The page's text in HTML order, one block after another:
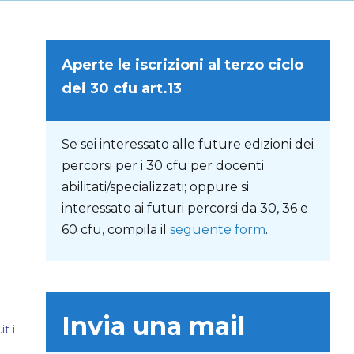
i
Aperte le iscrizioni al terzo ciclo
dei 30 cfu art.13
Se sei interessato alle future edizioni dei
percorsi per i 30 cfu per docenti
abilitati/specializzati; oppure si
interessato ai futuri percorsi da 30, 36 e
60 cfu, compila il seguente form.
Invia una mail